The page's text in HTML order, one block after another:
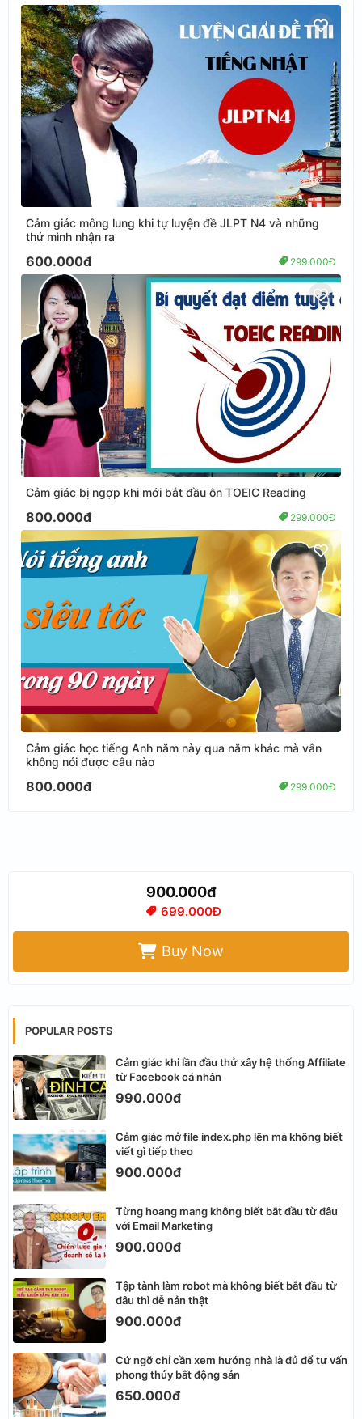
Cảm giác mông lung khi tự luyện đề JLPT N4 và những
thứ mình nhận ra
600.000đ 299.000Đ
Cảm giác bị ngợp khi mới bắt đầu ôn TOEIC Reading
800.000đ 299.000Đ
Cảm giác học tiếng Anh năm này qua năm khác mà vẫn
không nói được câu nào
800.000đ 299.000Đ
900.000đ
699.000Đ
Buy Now
POPULAR POSTS
Cảm giác khi lần đầu thử xây hệ thống Affiliate
từ Facebook cá nhân
990.000đ
Cảm giác mở file index.php lên mà không biết
viết gì tiếp theo
900.000đ
Từng hoang mang không biết bắt đầu từ đâu
với Email Marketing
900.000đ
Tập tành làm robot mà không biết bắt đầu từ
đâu thì dễ nản thật
900.000đ
Cứ ngỡ chỉ cần xem hướng nhà là đủ để tư vấn
phong thủy bất động sản
650.000đ